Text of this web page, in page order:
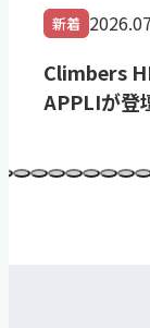
新着
Climbers
APPLIが登